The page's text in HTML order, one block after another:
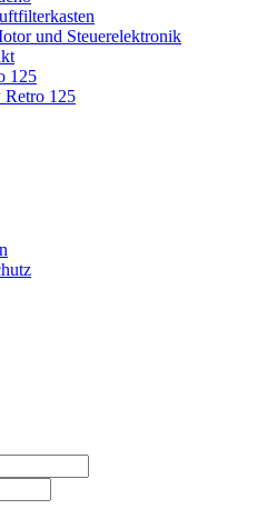
und Steuerelektronik
125
Retro 125